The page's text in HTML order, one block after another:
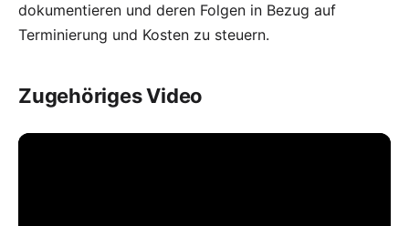
dokumentieren und deren Folgen in Bezug auf
Terminierung und Kosten zu steuern.
Zugehöriges Video